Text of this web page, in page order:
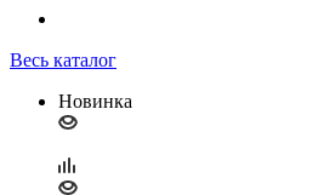
Весь каталог
Новинка